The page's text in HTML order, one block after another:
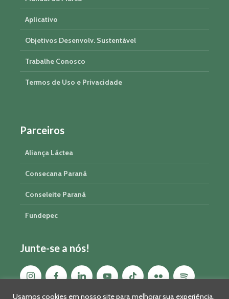
Aplicativo
Objetivos Desenvolv. Sustentável
Trabalhe Conosco
Termos de Uso e Privacidade
Parceiros
Aliança Láctea
Consecana Paraná
Conseleite Paraná
Fundepec
Junte-se a nós!
Usamos cookies em nosso site para melhorar sua experiência,